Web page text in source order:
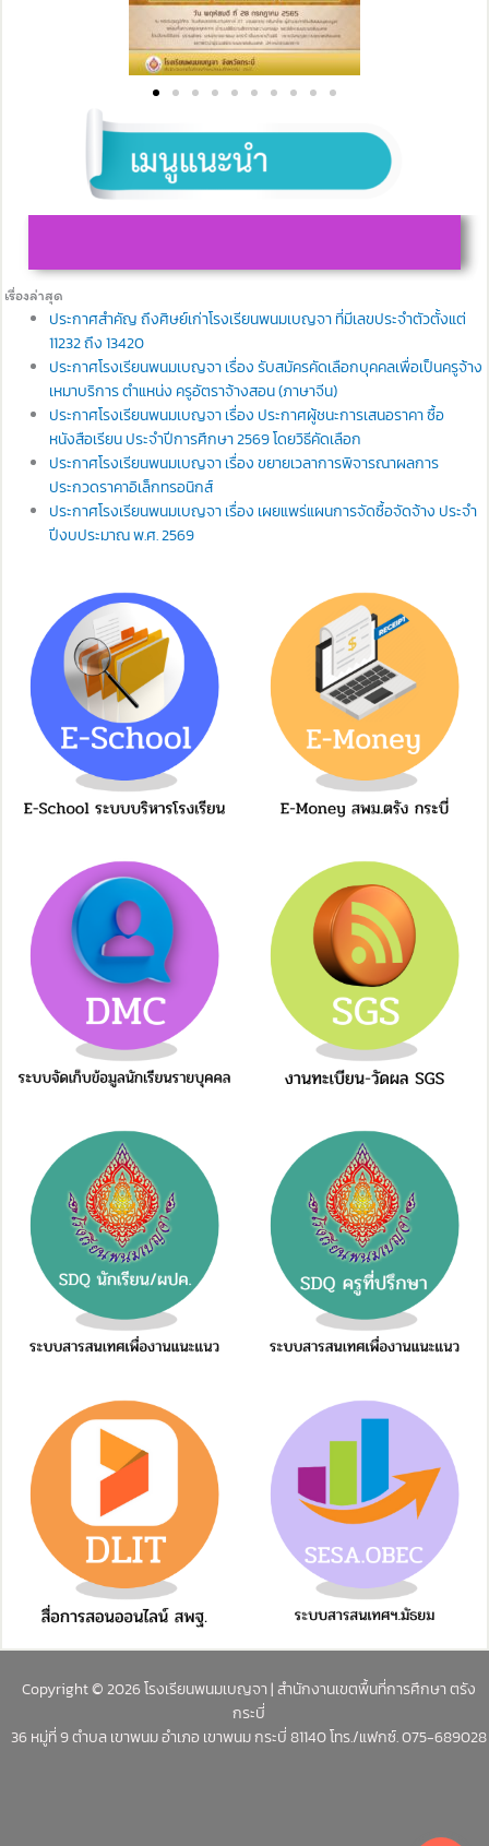
เรื่องล่าสุด
ประกาศสำคัญ ถึงศิษย์เก่าโรงเรียนพนมเบญจา ที่มีเลขประจำตัวตั้งแต่
11232 ถึง 13420
ประกาศโรงเรียนพนมเบญจา เรื่อง รับสมัครคัดเลือกบุคคลเพื่อเป็นครูจ้าง
เหมาบริการ ตำแหน่ง ครูอัตราจ้างสอน (ภาษาจีน)
ประกาศโรงเรียนพนมเบญจา เรื่อง ประกาศผู้ชนะการเสนอราคา ซื้อ
หนังสือเรียน ประจำปีการศึกษา 2569 โดยวิธีคัดเลือก
ประกาศโรงเรียนพนมเบญจา เรื่อง ขยายเวลาการพิจารณาผลการ
ประกวดราคาอิเล็กทรอนิกส์
ประกาศโรงเรียนพนมเบญจา เรื่อง เผยแพร่แผนการจัดซื้อจัดจ้าง ประจำ
ปีงบประมาณ พ.ศ. 2569
Copyright © 2026 โรงเรียนพนมเบญจา | สำนักงานเขตพื้นที่การศึกษา ตรัง
กระบี่
36 หมู่ที่ 9 ตำบล เขาพนม อำเภอ เขาพนม กระบี่ 81140 โทร./แฟกซ์. 075-689028